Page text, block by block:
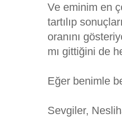
Ve eminim en
tartılıp
oranını
mı gittiğini de
Eğer benimle
Sevgiler,